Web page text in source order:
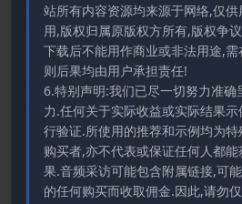
站所有内容资源均来源于网络,仅
用,版权归属原版权方所有,版权争
下载后不能用作商业或非法用途,
则后果均由用户承担责任!
6.特别声明:我们已尽一切努力准
力.任何关于实际收益或实际结果
行验证.所使用的推荐和示例均为
购买者,亦不代表或保证任何人都
果.音频采访可能包含附属链接,可
的任何购买而收取佣金.因此,请勿